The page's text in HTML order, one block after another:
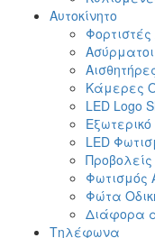
Αυτοκίνητο
Κάμερες
LED Logo
Εξωτερικό
LED
Φωτισμός
Φώτα
Διάφορα
Τηλέφωνα